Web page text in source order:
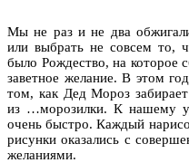
Мы не раз и не два
или выбрать не совсем то,
было Рождество, на которое
заветное желание. В этом
том, как Дед Мороз
из …морозилки. К нашему
очень быстро. Каждый
рисунки оказались с
желаниями.